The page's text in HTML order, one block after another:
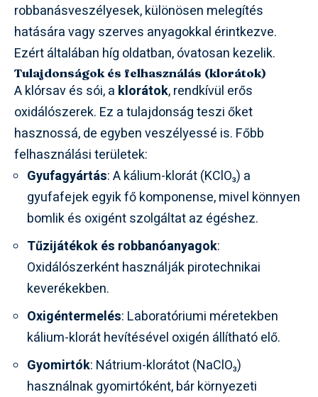
robbanásveszélyesek, különösen melegítés
hatására vagy szerves anyagokkal érintkezve.
Ezért általában híg oldatban, óvatosan kezelik.
Tulajdonságok és felhasználás (klorátok)
A klórsav és sói, a klorátok, rendkívül erős
oxidálószerek. Ez a tulajdonság teszi őket
hasznossá, de egyben veszélyessé is. Főbb
felhasználási területek:
Gyufagyártás: A kálium-klorát (KClO₃) a
gyufafejek egyik fő komponense, mivel könnyen
bomlik és oxigént szolgáltat az égéshez.
Tűzijátékok és robbanóanyagok:
Oxidálószerként használják pirotechnikai
keverékekben.
Oxigéntermelés: Laboratóriumi méretekben
kálium-klorát hevítésével oxigén állítható elő.
Gyomirtók: Nátrium-klorátot (NaClO₃)
használnak gyomirtóként, bár környezeti